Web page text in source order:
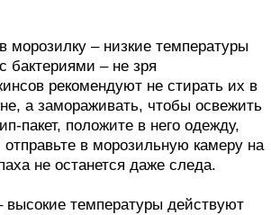
морозилку – низкие температуры
бактериями – не зря
рекомендуют не стирать их в
а замораживать, чтобы освежить
пакет, положите в него одежду,
отправьте в морозильную камеру на
не останется даже следа.
высокие температуры действуют